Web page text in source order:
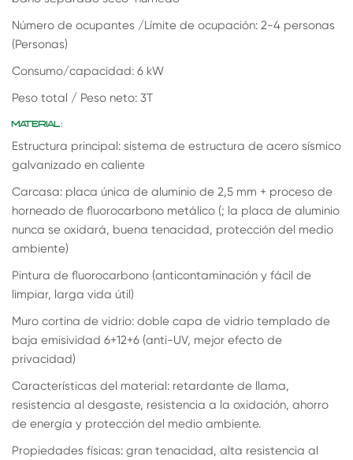
Número de ocupantes /Límite de ocupación: 2-4 personas
(Personas)
Consumo/capacidad: 6 kW
Peso total / Peso neto: 3T
MATERIAL:
Estructura principal: sistema de estructura de acero sísmico
galvanizado en caliente
Carcasa: placa única de aluminio de 2,5 mm + proceso de
horneado de fluorocarbono metálico (; la placa de aluminio
nunca se oxidará, buena tenacidad, protección del medio
ambiente)
Pintura de fluorocarbono (anticontaminación y fácil de
limpiar, larga vida útil)
Muro cortina de vidrio: doble capa de vidrio templado de
baja emisividad 6+12+6 (anti-UV, mejor efecto de
privacidad)
Características del material: retardante de llama,
resistencia al desgaste, resistencia a la oxidación, ahorro
de energía y protección del medio ambiente.
Propiedades físicas: gran tenacidad, alta resistencia al